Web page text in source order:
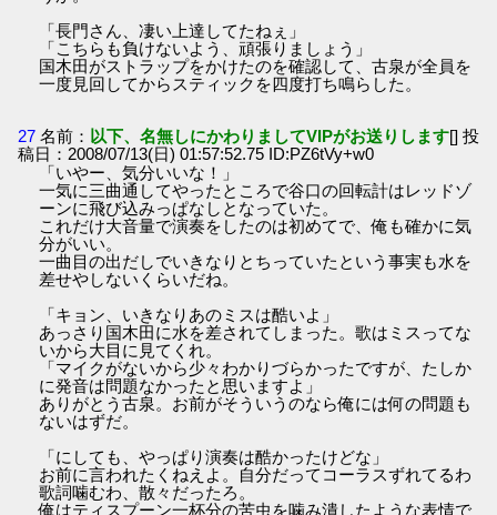
「長門さん、凄い上達してたねぇ」
「こちらも負けないよう、頑張りましょう」
国木田がストラップをかけたのを確認して、古泉が全員を
一度見回してからスティックを四度打ち鳴らした。
27 名前： 以下、名無しにかわりましてVIPがお送りします[] 投
稿日：2008/07/13(日) 01:57:52.75 ID:PZ6tVy+w0
「いやー、気分いいな！」
一気に三曲通してやったところで谷口の回転計はレッドゾ
ーンに飛び込みっぱなしとなっていた。
これだけ大音量で演奏をしたのは初めてで、俺も確かに気
分がいい。
一曲目の出だしでいきなりとちっていたという事実も水を
差せやしないくらいだね。
「キョン、いきなりあのミスは酷いよ」
あっさり国木田に水を差されてしまった。歌はミスってな
いから大目に見てくれ。
「マイクがないから少々わかりづらかったですが、たしか
に発音は問題なかったと思いますよ」
ありがとう古泉。お前がそういうのなら俺には何の問題も
ないはずだ。
「にしても、やっぱり演奏は酷かったけどな」
お前に言われたくねえよ。自分だってコーラスずれてるわ
歌詞噛むわ、散々だったろ。
俺はティスプーン一杯分の苦虫を噛み潰したような表情で